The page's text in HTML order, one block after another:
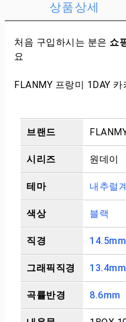
상품상세
처음 구입하시는 분은 쇼
요
FLANMY 프랑미 1DAY
브랜드
시리즈 원데이
테마 내추럴
색상 블랙
직경 14.5mm
그래픽직경 13.4mm
곡률반경 8.6mm